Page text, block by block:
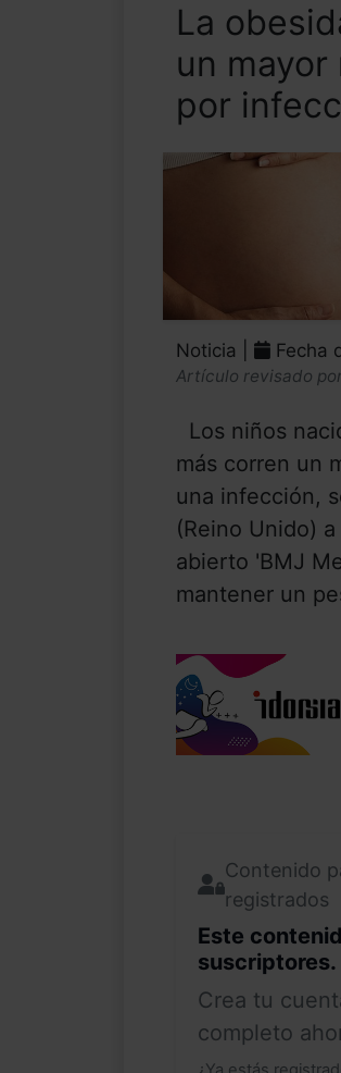
La
un
por
Noticia | Fecha
Artículo revisado
Los niños
más corren un
una infección,
(Reino Unido)
abierto 'BMJ
mantener un
Contenido
registrados
Este
suscriptores.
Crea tu
completo